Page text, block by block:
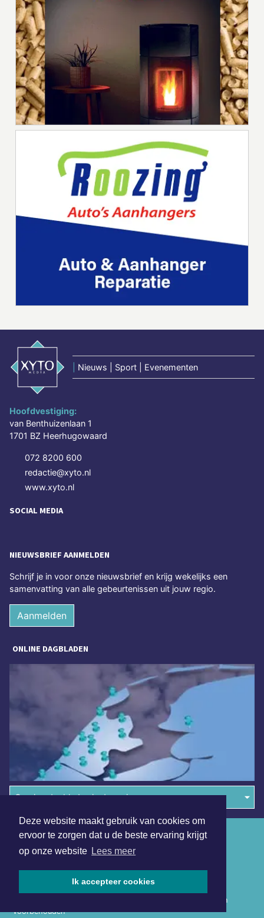
Deze website maakt gebruik van cookies om
ervoor te zorgen dat u de beste ervaring krijgt
op onze website Lees meer
Ik accepteer cookies
Nieuws | Sport | Evenementen
Hoofdvestiging:
van Benthuizenlaan 1
1701 BZ Heerhugowaard
072 8200 600
redactie@xyto.nl
www.xyto.nl
SOCIAL MEDIA
NIEUWSBRIEF AANMELDEN
Schrijf je in voor onze nieuwsbrief en krijg wekelijks een
samenvatting van alle gebeurtenissen uit jouw regio.
Aanmelden
ONLINE DAGBLADEN
Overige dagbladen in de regio
Copyright (c) 2026 | Drechterlandsdagblad.nl - Alle rechten
voorbehouden
Algemene voorwaarden
Disclaimer